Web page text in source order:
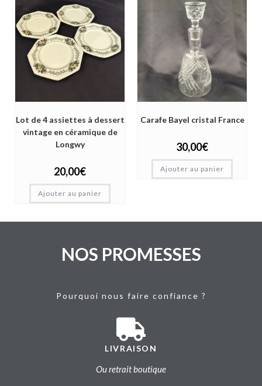
Lot de 4 assiettes à dessert
vintage en céramique de
Longwy
20,00€
Ajouter au panier
Carafe Bayel cristal France
30,00€
Ajouter au panier
NOS PROMESSES
Pourquoi nous faire confiance ?
LIVRAISON
Ou retrait boutique